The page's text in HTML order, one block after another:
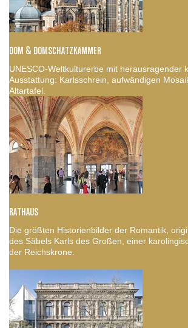
DOM & DOMSCHATZKAMMER
UNESCO-Weltkulturerbe mit herausragender
Ausstattung: Karlsschrein, aufwändigen
Altartafel.
RATHAUS
Die größten Historienbilder der Romantik,
des Säbels Karls des Großen, einer
der Reichskrone.